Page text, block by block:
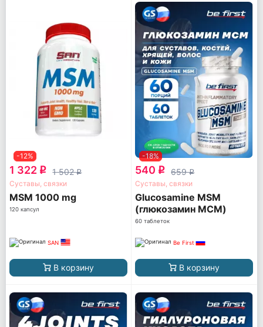
-12%
1 322 q 1 502q
Суставы, связки
MSM 1000 mg
120 капсул
SAN
В корзину
-18%
540 q 659q
Суставы, связки
Glucosamine MSM
(глюкозамин МСМ)
60 таблеток
Be First
В корзину